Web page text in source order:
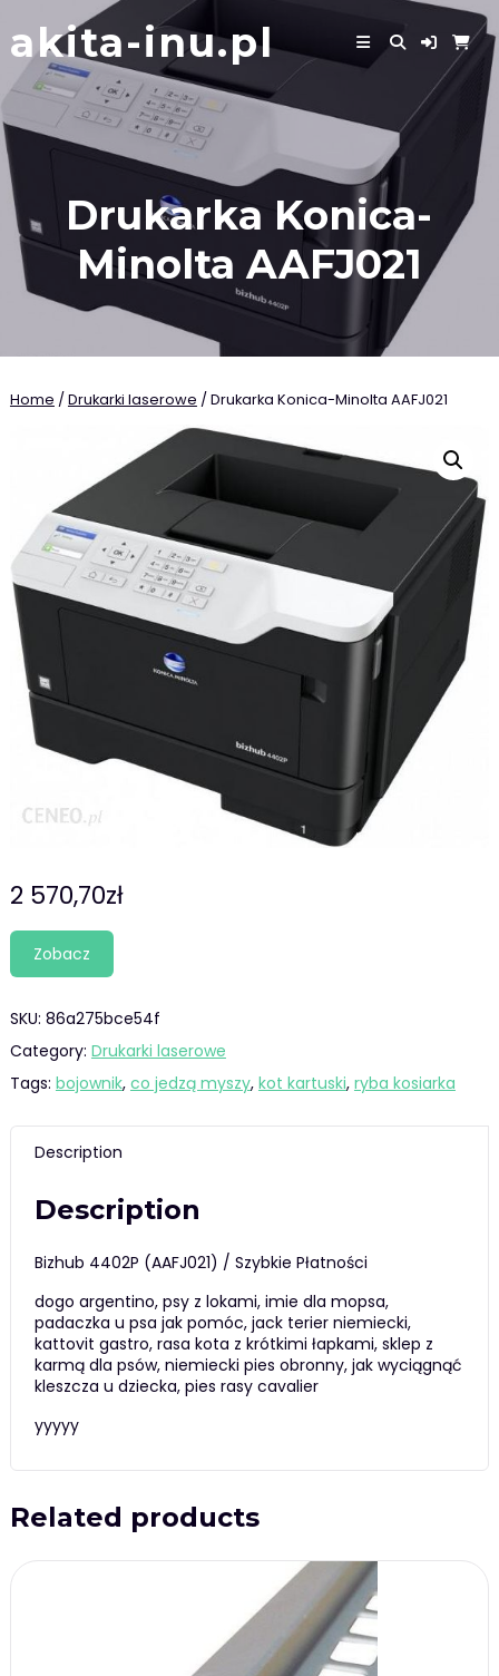
to
content
akita-inu.pl
Drukarka Konica-
Minolta AAFJ021
Home /Drukarki laserowe / Drukarka Konica-Minolta AAFJ021
2 570,70zł
Zobacz
SKU: 86a275bce54f
Category: Drukarki laserowe
Tags: bojownik, co jedzą myszy, kot kartuski, ryba kosiarka
Description
Description
Bizhub 4402P (AAFJ021) / Szybkie Płatności
dogo argentino, psy z lokami, imie dla mopsa,
padaczka u psa jak pomóc, jack terier niemiecki,
kattovit gastro, rasa kota z krótkimi łapkami, sklep z
karmą dla psów, niemiecki pies obronny, jak wyciągnąć
kleszcza u dziecka, pies rasy cavalier
yyyyy
Related products